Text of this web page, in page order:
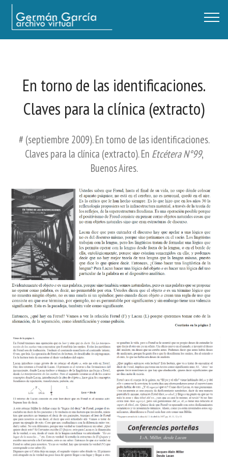
Germán García - Archivo Virtual / Centro Descartes, Buenos Aires
En torno de las identificaciones.
Claves para la clínica (extracto)
# (septiembre 2009). En torno de las identificaciones.
Claves para la clínica (extracto). En Etcétera N°99,
Buenos Aires.